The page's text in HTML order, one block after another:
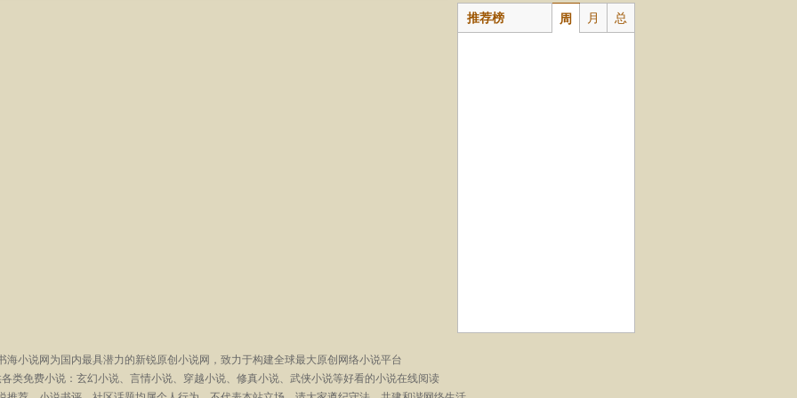
推荐榜 周 月 总
海小说网为国内最具潜力的新锐原创小说网，致力于构建全球最大原创网络小说平台
类免费小说：玄幻小说、言情小说、穿越小说、修真小说、武侠小说等好看的小说在线阅读